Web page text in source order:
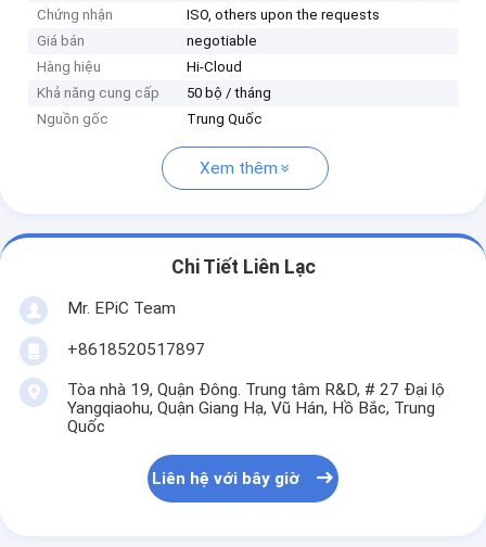
Chứng nhận
ISO, others upon the requests
Giá bán
negotiable
Hàng hiệu
Hi-Cloud
Khả năng cung cấp
50 bộ / tháng
Nguồn gốc
Trung Quốc
Xem thêm
Chi Tiết Liên Lạc
Mr. EPiC Team
+8618520517897
Tòa nhà 19, Quận Đông. Trung tâm R&D, # 27 Đại lộ
Yangqiaohu, Quận Giang Hạ, Vũ Hán, Hồ Bắc, Trung
Quốc
Liên hệ với bây giờ